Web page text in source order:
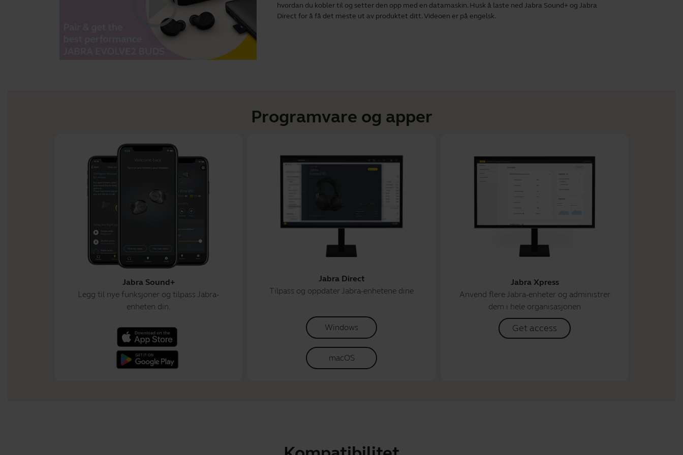
hvordan du kobler til og setter den opp med en datamaskin. Husk å laste nedJabra Sound+ ogJabra
Direct for å få det meste ut av produktet ditt. Videoen er på engelsk.
Programvare og apper
Jabra Sound+
Legg til nye funksjoner og tilpass Jabra-
enheten din.
Jabra Direct
Tilpass og oppdater Jabra-enhetene dine
Windows
macOS
Jabra Xpress
Anvend flere Jabra-enheter og administrer
dem i hele organisasjonen
Get access